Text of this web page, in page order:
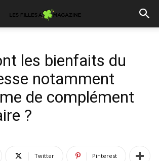
les bienfaits du
notamment
de complément
?
Twitter Pinterest